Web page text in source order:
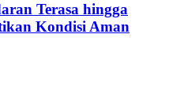
Terasa hingga
Kondisi Aman